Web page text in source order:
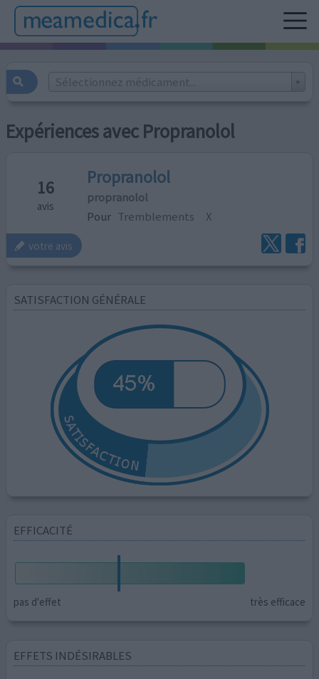
Sélectionnez médicament...
Expériences avec Propranolol
16
avis
Propranolol
propranolol
Pour Tremblements X
votre avis
SATISFACTION GÉNÉRALE
EFFICACITÉ
pas d'effet très efficace
EFFETS INDÉSIRABLES